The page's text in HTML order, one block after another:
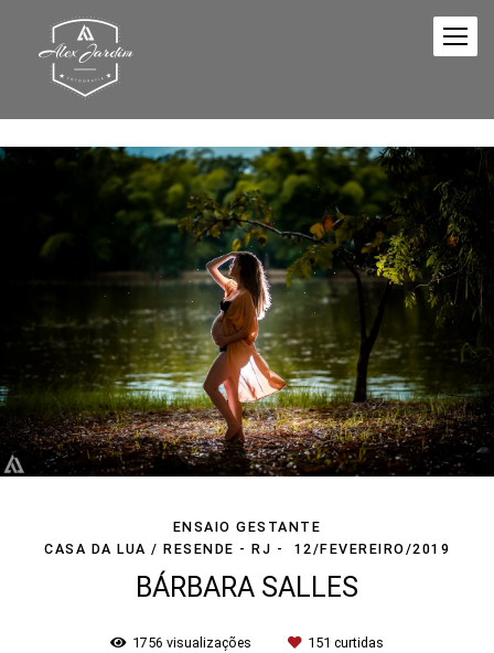
ENSAIO GESTANTE
CASA DA LUA / RESENDE - RJ
12/FEVEREIRO/2019
BÁRBARA SALLES
1756 visualizações 151 curtidas